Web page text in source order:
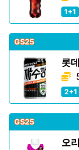
1+1
GS25
롯
2+1
GS25
오